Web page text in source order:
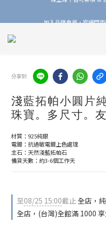
線上線下皆可累積 &
分享到
淺藍拓帕小圓片
珠寶。多尺寸。
材質：925純銀
電鍍：抗過敏電鍍上色處理
主石：天然淺藍拓帕石
備貨天數：約3-6個工作天
至08/25 15:00截止全店，
全店，(台灣)全館滿 1000